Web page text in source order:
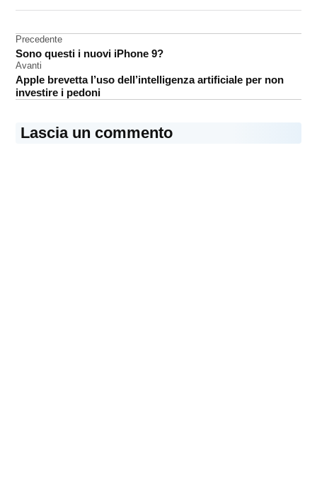
smartphone
Navigazione
articoli
Precedente
Sono questi i nuovi iPhone 9?
Avanti
Apple brevetta l’uso dell’intelligenza artificiale per non
investire i pedoni
Lascia un commento